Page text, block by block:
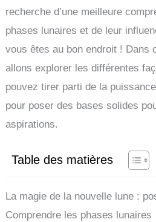
recherche d’une meilleure
phases lunaires et de leur
vous êtes au bon endroit ! Dans
allons explorer les différentes
pouvez tirer parti de la
pour poser des bases solides
aspirations.
Table des matières
La magie de la nouvelle lune :
Comprendre les phases lunaires